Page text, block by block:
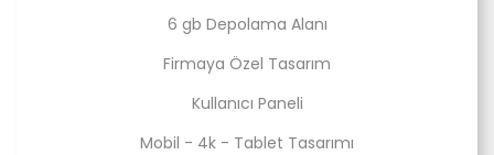
6 gb Depolama Alanı
Firmaya Özel Tasarım
Kullanıcı Paneli
Mobil - 4k - Tablet Tasarımı